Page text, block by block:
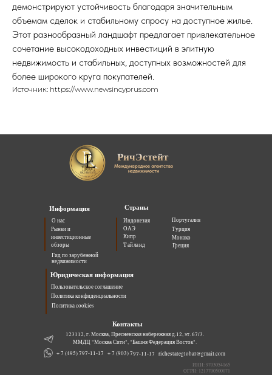
демонстрируют устойчивость благодаря значительным
объемам сделок и стабильному спросу на доступное жилье.
Этот разнообразный ландшафт предлагает привлекательное
сочетание высокодоходных инвестиций в элитную
недвижимость и стабильных, доступных возможностей для
более широкого круга покупателей.
Источник: https://www.newsincyprus.com
Страны
Контакты
123112, г. Москва, Пресненская набережная д.12, эт. 67/3.
ММДЦ "Москва Сити", "Башня Федерация Восток".
+ 7 (495) 797-11-17 + 7 (903) 797-11-17 richestateglobal@gmail.com
Юридическая информация
ИНН: 9703054165
ОГРН: 1217700500071
РичЭстейт
Португалия
Монако
Греция
Международное агентство
недвижимости
Информация
Гид по зарубежной
недвижимости
Индонезия
Тайланд
Турция
ОАЭ
Кипр
О нас
Пользовательское соглашение
Политика конфиденциальности
Политика cookies
Рынки и
инвестиционные
обзоры